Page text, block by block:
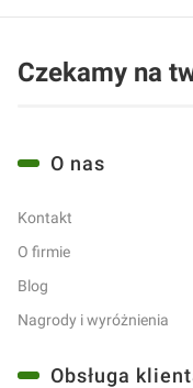
Czekamy na
Linki w stopce
O nas
Kontakt
O firmie
Blog
Nagrody i wyróżnienia
Obsługa